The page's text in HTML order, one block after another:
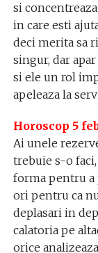
si
in care esti
deci merita sa
singur, dar
si ele un rol
apeleaza la
Horoscop 5
Ai unele
trebuie s-o
forma pentru a
ori pentru ca
deplasari in
calatoria pe
orice